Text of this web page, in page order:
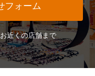
フォーム
近くの店舗まで